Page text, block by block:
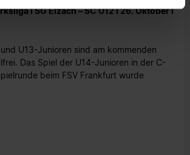
I SG Elzach – SC U12 I 26. Oktober I
U13-Junioren sind am kommenden
Das Spiel der U14-Junioren in der C-
beim FSV Frankfurt wurde